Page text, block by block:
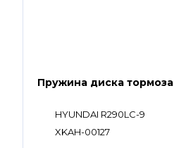
Пружина диска тормоза
HYUNDAI R290LC-9
XKAH-00127